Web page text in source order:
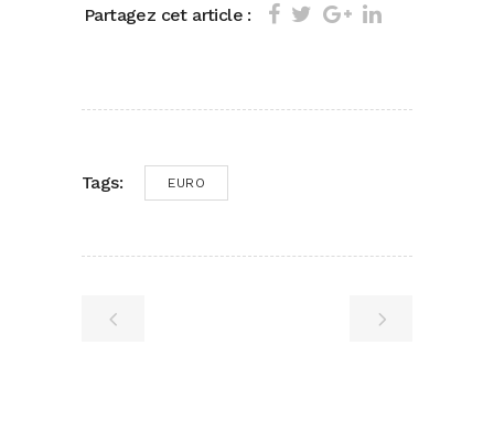
Partagez cet article :
Tags: EURO